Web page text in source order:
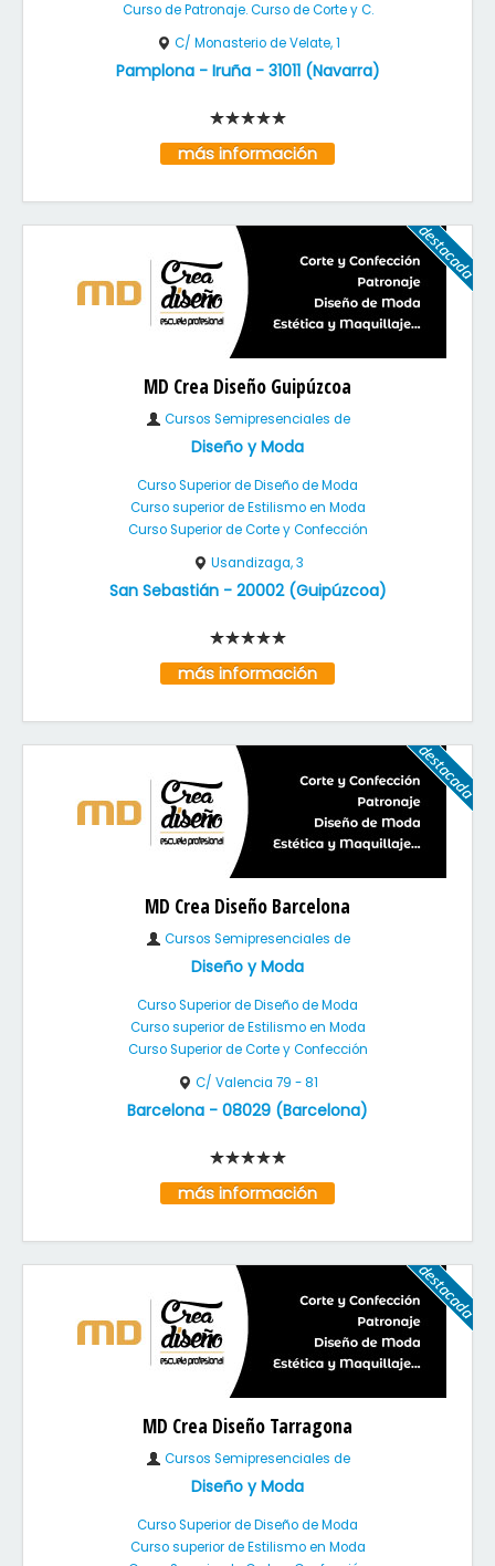
Curso de Patronaje. Curso de Corte y C.
C/ Monasterio de Velate, 1
Pamplona - Iruña- 31011(Navarra)
más información
MD Crea Diseño Guipúzcoa
Cursos Semipresenciales de
Diseño y Moda
Curso Superior de Diseño de Moda
Curso superior de Estilismo en Moda
Curso Superior de Corte y Confección
Usandizaga, 3
San Sebastián- 20002(Guipúzcoa)
más información
MD Crea Diseño Barcelona
Cursos Semipresenciales de
Diseño y Moda
Curso Superior de Diseño de Moda
Curso superior de Estilismo en Moda
Curso Superior de Corte y Confección
C/ Valencia 79 - 81
Barcelona - 08029 (Barcelona)
más información
MD Crea Diseño Tarragona
Cursos Semipresenciales de
Diseño y Moda
Curso Superior de Diseño de Moda
Curso superior de Estilismo en Moda